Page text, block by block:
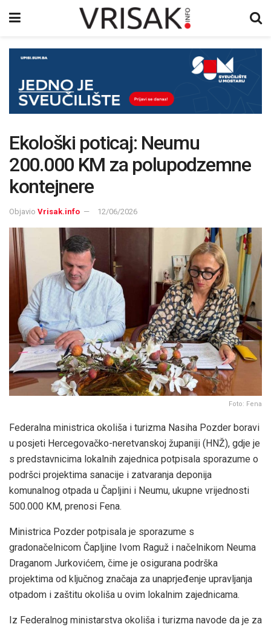
Ekološki poticaj: Neumu
200.000 KM za polupodzemne
kontejnere
Objavio Vrisak.info 12/06/2026
Foto: Fena
Federalna ministrica okoliša i turizma Nasiha Pozder boravi
u posjeti Hercegovačko-neretvanskoj županiji (HNŽ), gdje je
s predstavnicima lokalnih zajednica potpisala sporazume o
podršci projektima sanacije i zatvaranja deponija
komunalnog otpada u Čapljini i Neumu, ukupne vrijednosti
500.000 KM, prenosi Fena.
Ministrica Pozder potpisala je sporazume s
gradonačelnicom Čapljine Ivom Raguž i načelnikom Neuma
Draganom Jurkovićem, čime je osigurana podrška
projektima od ključnog značaja za unaprjeđenje upravljanja
otpadom i zaštitu okoliša u ovim lokalnim zajednicama.
Iz Federalnog ministarstva okoliša i turizma navode da je za